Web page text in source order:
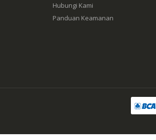
Hubungi Kami
Panduan Keamanan